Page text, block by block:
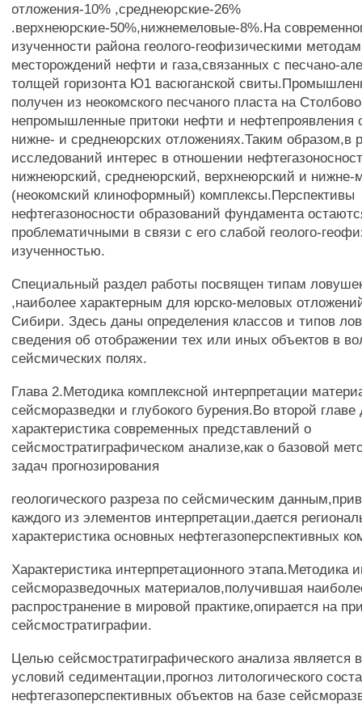
отложения-10% ,среднеюрские-26%
.верхнеюрские-50%,нижнемеловые-8%.На
изученности района геолого-геофизическими
месторождений нефти и газа,связанных с песчано-
толщей горизонта Ю1 васюганской
получен из неокомского песчаного пласта на
непромышленные притоки нефти и нефтепроявления
нижне- и среднеюрских отложениях.Таким образом,в
исследований интерес в отношении
нижнеюрский, среднеюрский, верхнеюрский и нижне-
(неокомский клиноформный) комплексы.Перспективы
нефтегазоносности образований фундамента
проблематичными в связи с его слабой геолого-
изученностью.
Специальный раздел работы посвящен типам
,наиболее характерным для юрско-меловых
Сибири. Здесь даны определения классов и типов
сведения об отображении тех или иных объектов в
сейсмических полях.
Глава 2.Методика комплексной интерпретации
сейсморазведки и глубокого бурения.Во второй главе
характеристика современных представлений о
сейсмостратиграфическом анализе,как о базовой
задач прогнозирования
геологического разреза по сейсмическим
каждого из элементов интерпретации,дается
характеристика основных нефтегазоперспективных
Характеристика интерпретационного этапа.Методика
сейсморазведочных материалов,получившая
распространение в мировой практике,опирается на
сейсмостратиграфии.
Целью сейсмостратиграфического анализа является
условий седиментации,прогноз литологического
нефтегазоперспективных объектов на базе